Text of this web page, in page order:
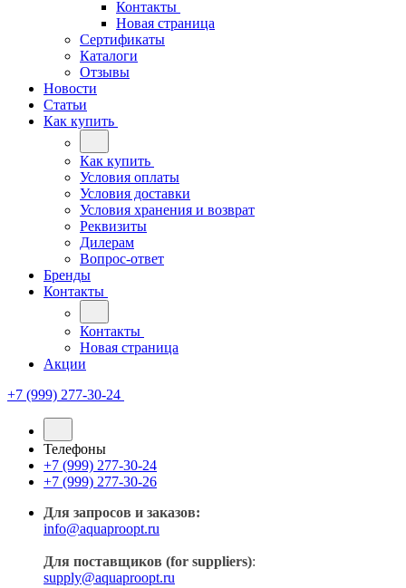
Контакты
Новая страница
Сертификаты
Каталоги
Отзывы
Новости
Статьи
Как купить
Как купить
Условия оплаты
Условия доставки
Условия хранения и возврат
Реквизиты
Дилерам
Вопрос-ответ
Бренды
Контакты
Контакты
Новая страница
Акции
+7 (999) 277-30-24
Телефоны
+7 (999) 277-30-24
+7 (999) 277-30-26
Для запросов и заказов:
info@aquaproopt.ru
Для поставщиков (for suppliers):
supply@aquaproopt.ru